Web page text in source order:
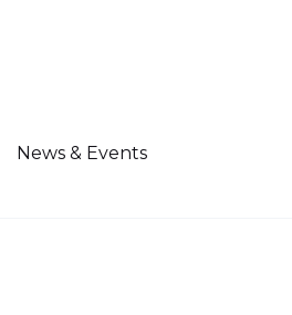
News & Events